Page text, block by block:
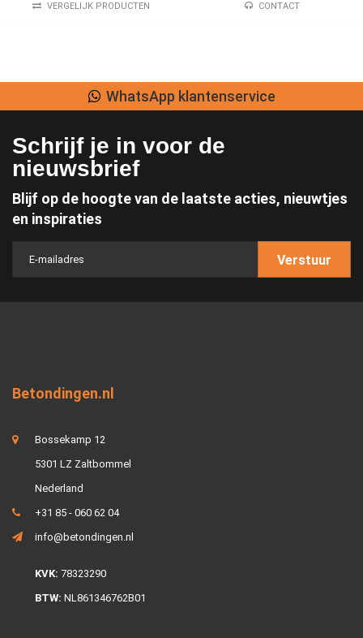
VERGELIJK PRODUCTEN CONTACT
WhatsApp klantenservice
Schrijf je in voor de
nieuwsbrief
Blijf op de hoogte van de laatste acties, nieuwtjes
en inspiraties
Verstuur
Betondingen.nl
Bossekamp 12
5301 LZ Zaltbommel
Nederland
+31 85 - 060 62 04
info@betondingen.nl
KVK: 78323290
BTW: NL861346762B01